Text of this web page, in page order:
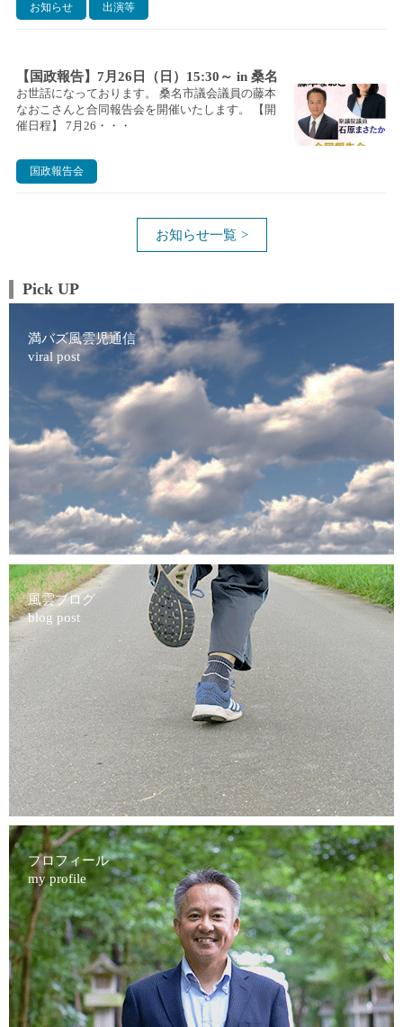
お知らせ 出演等
【国政報告】7月26日（日）15:30～ in 桑名
お世話になっております。 桑名市議会議員の藤本
なおこさんと合同報告会を開催いたします。 【開
催日程】 7月26・・・
国政報告会
お知らせ一覧
Pick UP
満バズ風雲児通信
viral post
風雲ブログ
blog post
プロフィール
my profile